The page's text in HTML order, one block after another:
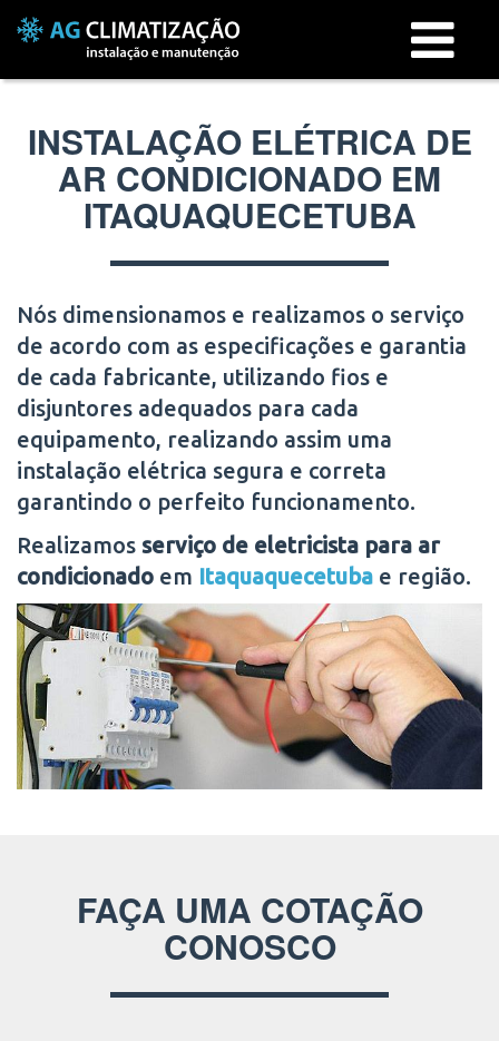
Menu
INSTALAÇÃO ELÉTRICA DE
AR CONDICIONADO EM
ITAQUAQUECETUBA
Nós dimensionamos e realizamos o serviço
de acordo com as especificações e garantia
de cada fabricante, utilizando fios e
disjuntores adequados para cada
equipamento, realizando assim uma
instalação elétrica segura e correta
garantindo o perfeito funcionamento.
Realizamos serviço de eletricista para ar
condicionado em Itaquaquecetuba e região.
FAÇA UMA COTAÇÃO
CONOSCO